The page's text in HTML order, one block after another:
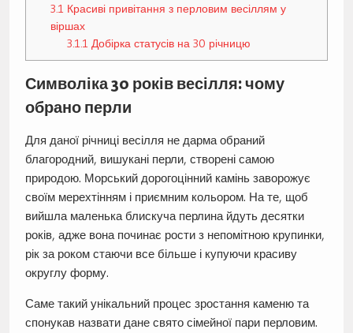
3.1 Красиві привітання з перловим весіллям у
віршах
3.1.1 Добірка статусів на 30 річницю
Символіка 30 років весілля: чому
обрано перли
Для даної річниці весілля не дарма обраний
благородний, вишукані перли, створені самою
природою. Морський дорогоцінний камінь заворожує
своїм мерехтінням і приємним кольором. На те, щоб
вийшла маленька блискуча перлина йдуть десятки
років, адже вона починає рости з непомітною крупинки,
рік за роком стаючи все більше і купуючи красиву
округлу форму.
Саме такий унікальний процес зростання каменю та
спонукав назвати дане свято сімейної пари перловим.